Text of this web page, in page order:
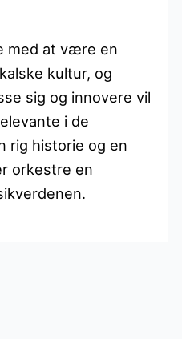
med at være en
kultur, og
sig og innovere vil
i de
rig historie og en
orkestre en